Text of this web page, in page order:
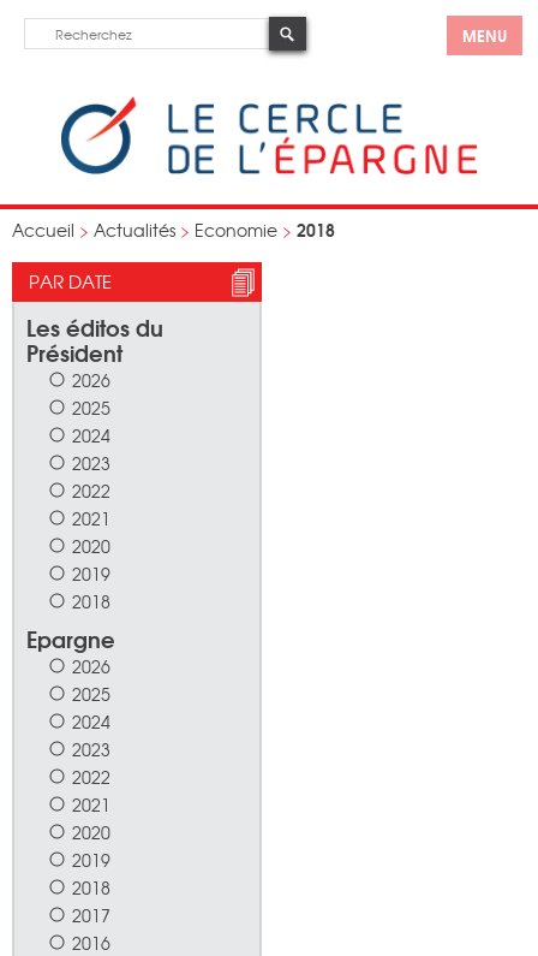
MENU
Accueil > Actualités > Economie > 2018
PAR DATE
Les éditos du
Président
2026
2025
2024
2023
2022
2021
2020
2019
2018
Epargne
2026
2025
2024
2023
2022
2021
2020
2019
2018
2017
2016